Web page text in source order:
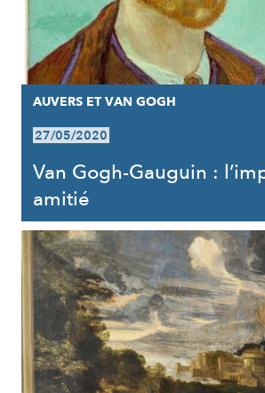
AUVERS ET VAN GOGH
27/05/2020
Van Gogh-Gauguin :
amitié